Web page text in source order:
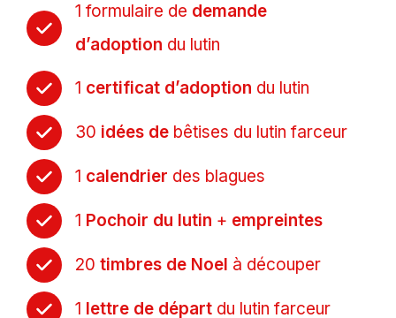
1 formulaire de demande
d’adoption du lutin
1 certificat d’adoption du lutin
30 idées de bêtises du lutin farceur
1 calendrier des blagues
1 Pochoir du lutin + empreintes
20 timbres de Noel à découper
1 lettre de départ du lutin farceur